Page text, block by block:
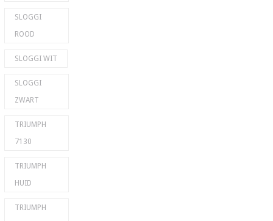
SLOGGI
ROOD
SLOGGI WIT
SLOGGI
ZWART
TRIUMPH
7130
TRIUMPH
HUID
TRIUMPH